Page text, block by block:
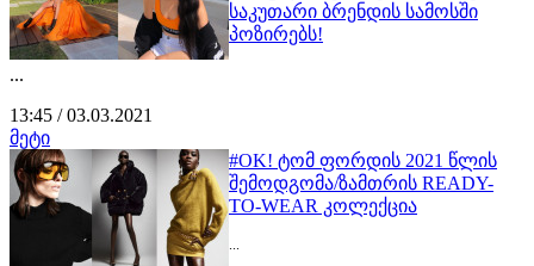
საკუთარი ბრენდის სამოსში
პოზირებს!
...
13:45 / 03.03.2021
მეტი
#OK! ტომ ფორდის 2021 წლის
შემოდგომა/ზამთრის READY-
TO-WEAR კოლექცია
...